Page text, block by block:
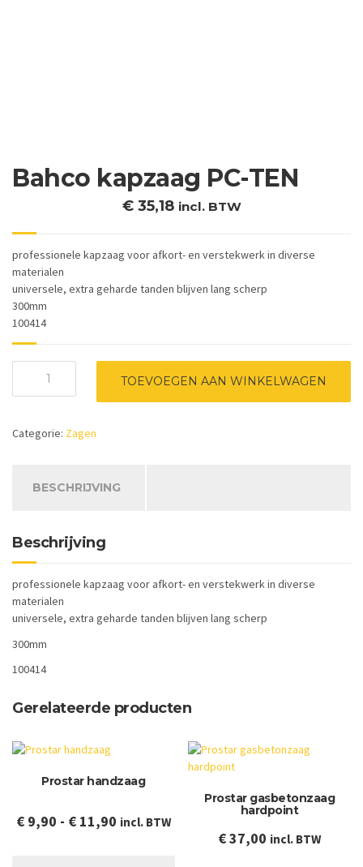
Bahco kapzaag PC-TEN
€35,18 incl. BTW
professionele kapzaag voor afkort- en verstekwerk in diverse
materialen
universele, extra geharde tanden blijven lang scherp
300mm
100414
kapzaag
aantal
TOEVOEGEN AAN WINKELWAGEN
Categorie: Zagen
BESCHRIJVING
Beschrijving
professionele kapzaag voor afkort- en verstekwerk in diverse
materialen
universele, extra geharde tanden blijven lang scherp
300mm
100414
Gerelateerde producten
Prostar handzaag
€9,90 - €11,90Prijsklasse:
incl. BTW
Prostar gasbetonzaag
hardpoint
€37,00 incl. BTW